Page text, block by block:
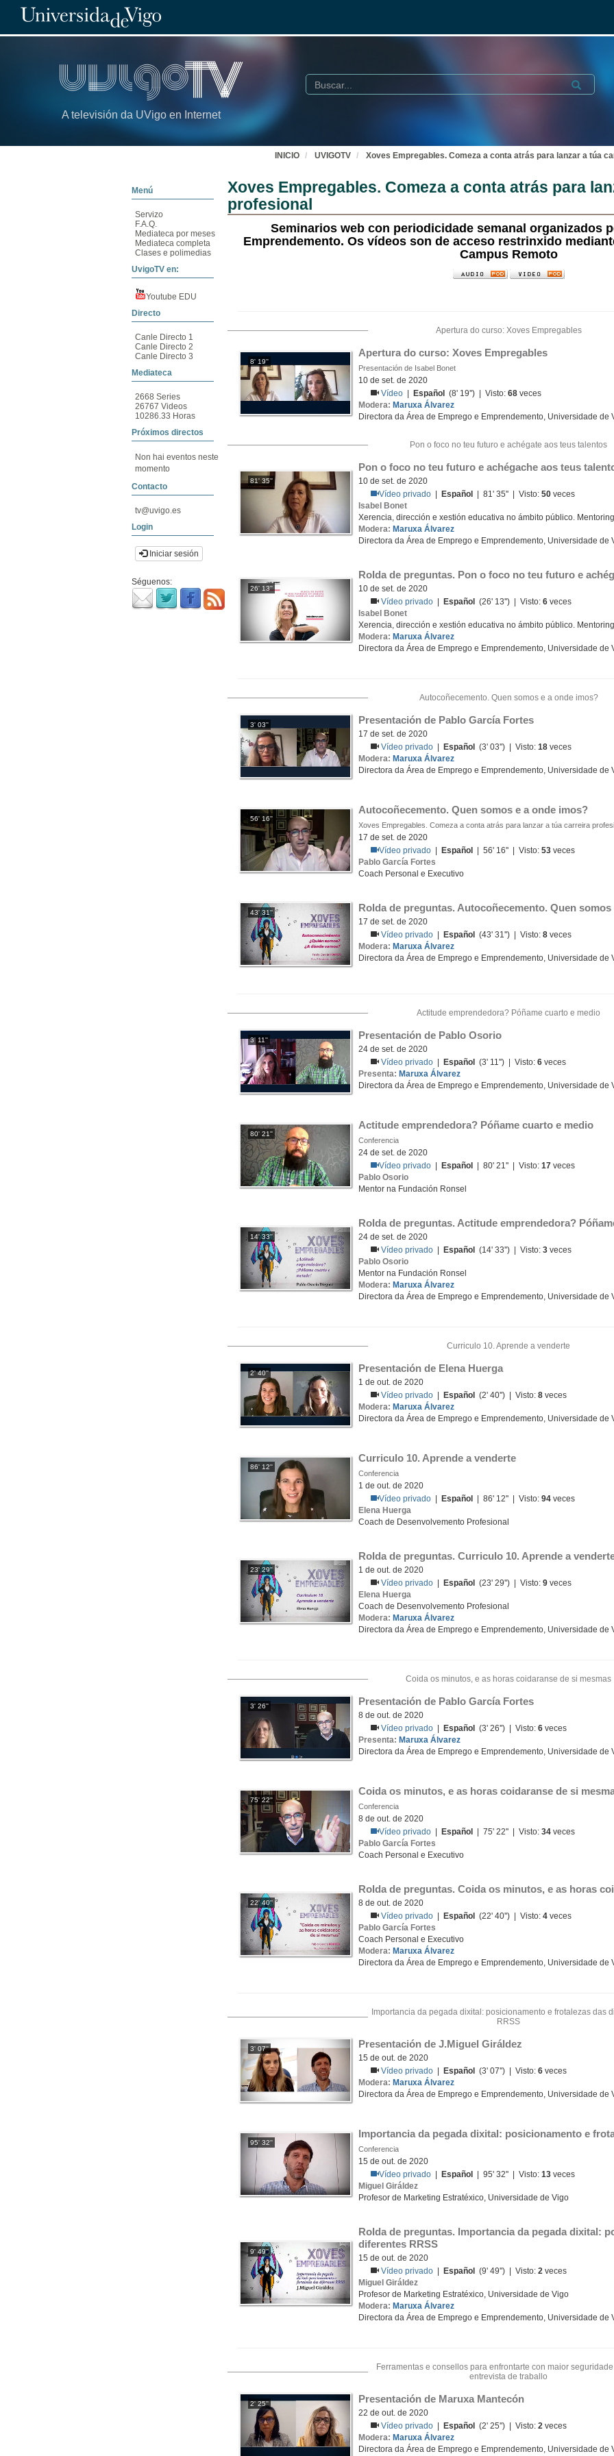
A televisión da UVigo en Internet
Buscar Submit
INICIO UVIGOTV Xoves Empregables. Comeza a conta atrás para lanzar a túa
Menú
Servizo
F.A.Q.
Mediateca por meses
Mediateca completa
Clases e polimedias
UvigoTV en:
Youtube EDU
Directo
Canle Directo 1
Canle Directo 2
Canle Directo 3
Mediateca
2668 Series
26767 Videos
10286.33 Horas
Próximos directos
Non hai eventos neste
momento
Contacto
tv@uvigo.es
Login
Iniciar sesión
Séguenos:
Xoves Empregables. Comeza a conta atrás para
profesional
Seminarios web con periodicidade semanal organizados
Emprendemento. Os vídeos son de acceso restrinxido
Campus Remoto
Apertura do curso: Xoves Empregables
8' 19''
Apertura do curso: Xoves Empregables
Presentación de Isabel Bonet
10 de set. de 2020
Vídeo
Español (8' 19'') | Visto:68 veces
Modera: Maruxa Álvarez
Directora da Área de Emprego e Emprendemento, Universidade de
Pon o foco no teu futuro e achégate aos teus talentos
81' 35''
Pon o foco no teu futuro e achégache aos teus
10 de set. de 2020
Vídeo privado
Español | 81' 35'' | Visto:50 veces
Isabel Bonet
Xerencia, dirección e xestión educativa no ámbito público.
Modera: Maruxa Álvarez
Directora da Área de Emprego e Emprendemento, Universidade de
26' 13''
Rolda de preguntas. Pon o foco no teu futuro e
10 de set. de 2020
Vídeo privado
Español (26' 13'') | Visto:6 veces
Isabel Bonet
Xerencia, dirección e xestión educativa no ámbito público.
Modera: Maruxa Álvarez
Directora da Área de Emprego e Emprendemento, Universidade de
Autocoñecemento. Quen somos e a onde imos?
3' 03'' Presentación de Pablo García Fortes
17 de set. de 2020
Vídeo privado
Español (3' 03'') | Visto:18 veces
Modera: Maruxa Álvarez
Directora da Área de Emprego e Emprendemento, Universidade de
56' 16''
Autocoñecemento. Quen somos e a onde imos?
Xoves Empregables. Comeza a conta atrás para lanzar a túa carreira
17 de set. de 2020
Vídeo privado
Español | 56' 16'' | Visto:53 veces
Pablo García Fortes
Coach Personal e Executivo
43' 31'' Rolda de preguntas. Autocoñecemento. Quen
17 de set. de 2020
Vídeo privado
Español (43' 31'') | Visto:8 veces
Modera: Maruxa Álvarez
Directora da Área de Emprego e Emprendemento, Universidade de
Actitude emprendedora? Póñame cuarto e medio
3' 11'' Presentación de Pablo Osorio
24 de set. de 2020
Vídeo privado
Español (3' 11'') | Visto:6 veces
Presenta: Maruxa Álvarez
Directora da Área de Emprego e Emprendemento, Universidade de
80' 21''
Actitude emprendedora? Póñame cuarto e medio
Conferencia
24 de set. de 2020
Vídeo privado
Español | 80' 21'' | Visto:17 veces
Pablo Osorio
Mentor na Fundación Ronsel
14' 33''
Rolda de preguntas. Actitude emprendedora?
24 de set. de 2020
Vídeo privado
Español (14' 33'') | Visto:3 veces
Pablo Osorio
Mentor na Fundación Ronsel
Modera: Maruxa Álvarez
Directora da Área de Emprego e Emprendemento, Universidade de
Curriculo 10. Aprende a venderte
2' 40'' Presentación de Elena Huerga
1 de out. de 2020
Vídeo privado
Español (2' 40'') | Visto:8 veces
Modera: Maruxa Álvarez
Directora da Área de Emprego e Emprendemento, Universidade de
86' 12''
Curriculo 10. Aprende a venderte
Conferencia
1 de out. de 2020
Vídeo privado
Español | 86' 12'' | Visto:94 veces
Elena Huerga
Coach de Desenvolvemento Profesional
23' 29''
Rolda de preguntas. Curriculo 10. Aprende a
1 de out. de 2020
Vídeo privado
Español (23' 29'') | Visto:9 veces
Elena Huerga
Coach de Desenvolvemento Profesional
Modera: Maruxa Álvarez
Directora da Área de Emprego e Emprendemento, Universidade de
Coida os minutos, e as horas coidaranse de si mesmas
3' 26'' Presentación de Pablo García Fortes
8 de out. de 2020
Vídeo privado
Español (3' 26'') | Visto:6 veces
Presenta: Maruxa Álvarez
Directora da Área de Emprego e Emprendemento, Universidade de
75' 22''
Coida os minutos, e as horas coidaranse de si
Conferencia
8 de out. de 2020
Vídeo privado
Español | 75' 22'' | Visto:34 veces
Pablo García Fortes
Coach Personal e Executivo
22' 40''
Rolda de preguntas. Coida os minutos, e as horas
8 de out. de 2020
Vídeo privado
Español (22' 40'') | Visto:4 veces
Pablo García Fortes
Coach Personal e Executivo
Modera: Maruxa Álvarez
Directora da Área de Emprego e Emprendemento, Universidade de
Importancia da pegada dixital: posicionamento e frotalezas das
RRSS
3' 07'' Presentación de J.Miguel Giráldez
15 de out. de 2020
Vídeo privado
Español (3' 07'') | Visto:6 veces
Modera: Maruxa Álvarez
Directora da Área de Emprego e Emprendemento, Universidade de
95' 32''
Importancia da pegada dixital: posicionamento e
Conferencia
15 de out. de 2020
Vídeo privado
Español | 95' 32'' | Visto:13 veces
Miguel Giráldez
Profesor de Marketing Estratéxico, Universidade de Vigo
9' 49''
Rolda de preguntas. Importancia da pegada dixital:
diferentes RRSS
15 de out. de 2020
Vídeo privado
Español (9' 49'') | Visto:2 veces
Miguel Giráldez
Profesor de Marketing Estratéxico, Universidade de Vigo
Modera: Maruxa Álvarez
Directora da Área de Emprego e Emprendemento, Universidade de
Ferramentas e consellos para enfrontarte con maior
entrevista de traballo
2' 25'' Presentación de Maruxa Mantecón
22 de out. de 2020
Vídeo privado
Español (2' 25'') | Visto:2 veces
Modera: Maruxa Álvarez
Directora da Área de Emprego e Emprendemento, Universidade de